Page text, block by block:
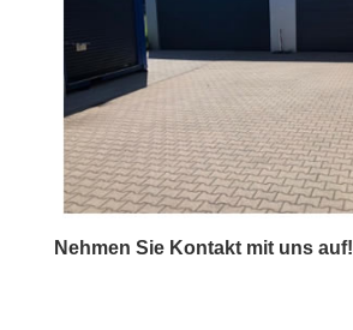
Nehmen Sie Kontakt mit uns auf!